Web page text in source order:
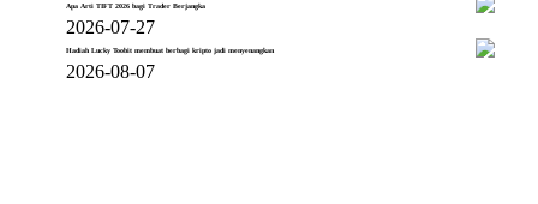
Apa Arti TIFT 2026 bagi Trader Berjangka
2026-07-27
Hadiah Lucky Toobit membuat berbagi kripto jadi menyenangkan
2026-08-07